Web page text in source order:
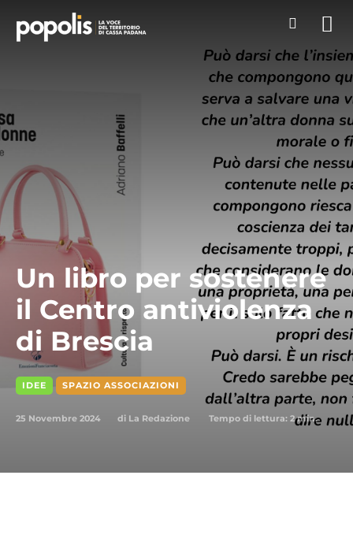
Un libro per sostenere
il Centro antiviolenza
di Brescia
IDEE SPAZIO ASSOCIAZIONI
25 Novembre 2024 di La Redazione Tempo di lettura: 2min.